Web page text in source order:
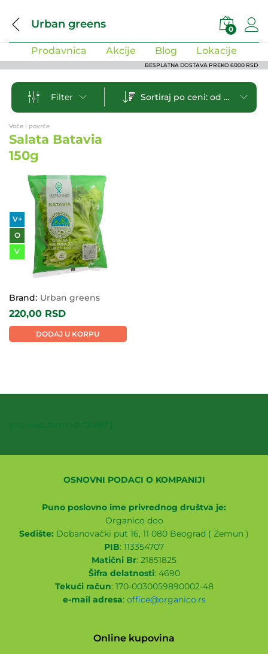
Urban greens 0
Prodavnica Akcije Blog Lokacije
BESPLATNA DOSTAVA PREKO 6000 RSD
Filter Sortiraj po ceni: od manje ka većoj
Voće i povrće
Salata Batavia
150g
V+
O
V
Brand: Urban greens
220,00 RSD
DODAJ U KORPU
[mc4wp_form id="2489"]
OSNOVNI PODACI O KOMPANIJI
Puno poslovno ime privrednog društva je:
Organico doo
Sedište: Dobanovački put 16, 11 080 Beograd ( Zemun )
PIB: 113354707
Matični Br: 21851825
Šifra delatnosti: 4690
Tekući račun: 170-0030059890002-48
e-mail adresa: office@organico.rs
Online kupovina